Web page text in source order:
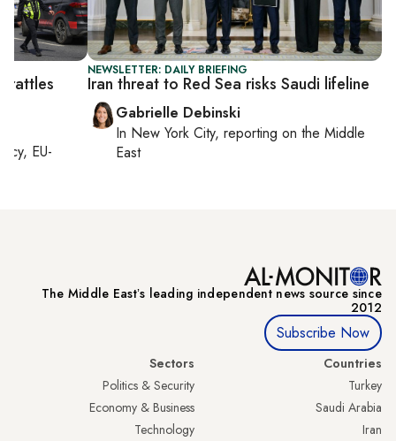
NEWSLETTER: DAILY BRIEFING
Iran threat to Red Sea risks Saudi lifeline
Gabrielle Debinski
In New York City, reporting onthe Middle
East
rattles
EU-
The Middle Eastʼs leading independent news source since
2012
Subscribe Now
Countries
Turkey
Saudi Arabia
Iran
Sectors
Politics & Security
Economy & Business
Technology